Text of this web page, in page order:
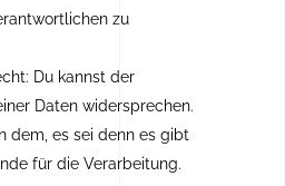
zu
Du kannst der
Daten widersprechen.
dem, es sei denn es gibt
für die Verarbeitung.